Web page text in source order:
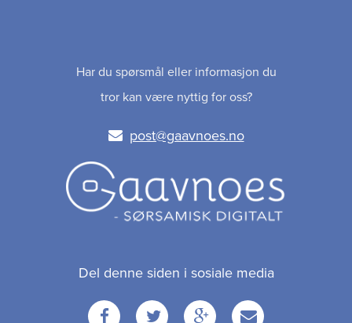
Har du spørsmål eller informasjon du
tror kan være nyttig for oss?
post@gaavnoes.no
Del denne siden i sosiale media